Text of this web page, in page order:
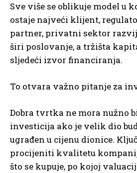
Sve više se oblikuje model u
ostaje najveći klijent,
partner, privatni sektor
širi poslovanje, a tržišta
sljedeći izvor financiranja.
To otvara važno pitanje za
Dobra tvrtka ne mora nužno
investicija ako je velik dio
ugrađen u cijenu dionice.
procijeniti kvalitetu
što se kupuje, po kojoj